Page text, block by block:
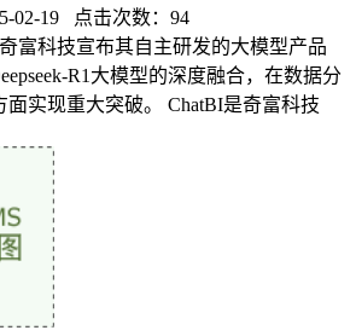
02-19 点击次数：94
富科技宣布其自主研发的大模型产品
R1大模型的深度融合，在数据分
面实现重大突破。 ChatBI是奇富科技